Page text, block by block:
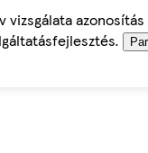
vizsgálata